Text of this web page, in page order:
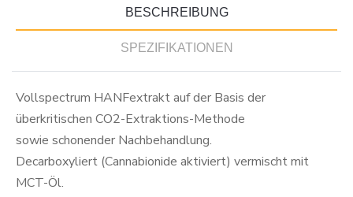
BESCHREIBUNG
SPEZIFIKATIONEN
Vollspectrum HANFextrakt auf der Basis der
überkritischen CO2-Extraktions-Methode
sowie schonender Nachbehandlung.
Decarboxyliert (Cannabionide aktiviert) vermischt mit
MCT-Öl.